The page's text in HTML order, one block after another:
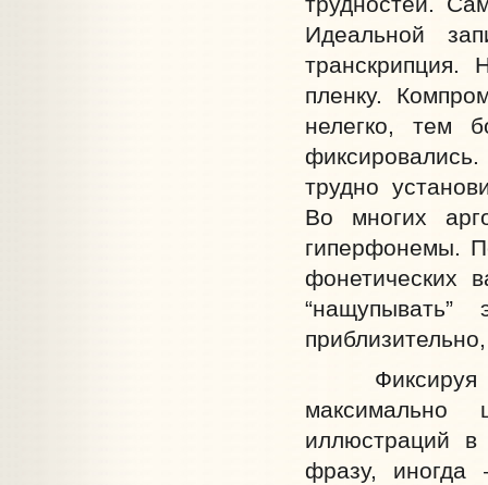
Идеальной
пленку.
нелегко, тем
трудно
Во многих
гиперфонемы.
фонетических
Фиксируя
максимально
иллюстраций в
фразу, иногда